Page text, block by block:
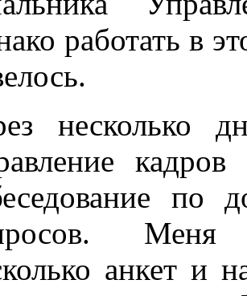
работать в
несколько
по
Меня
анкет и